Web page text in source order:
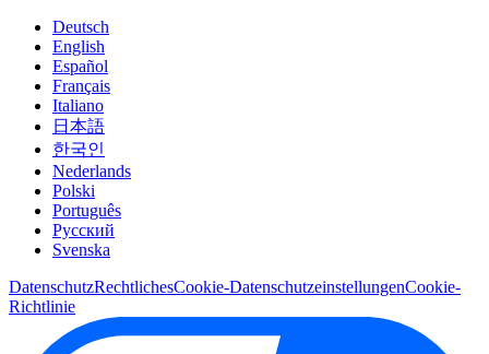
Deutsch
English
Español
Français
Italiano
日本語
한국인
Nederlands
Polski
Português
Pусский
Svenska
DatenschutzRechtlichesCookie-DatenschutzeinstellungenCookie-
Richtlinie